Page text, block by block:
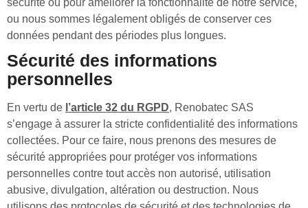
sécurité ou pour améliorer la fonctionnalité de notre service,
ou nous sommes légalement obligés de conserver ces
données pendant des périodes plus longues.
Sécurité des informations
personnelles
En vertu de l’article 32 du RGPD, Renobatec SAS
s’engage à assurer la stricte confidentialité des informations
collectées. Pour ce faire, nous prenons des mesures de
sécurité appropriées pour protéger vos informations
personnelles contre tout accès non autorisé, utilisation
abusive, divulgation, altération ou destruction. Nous